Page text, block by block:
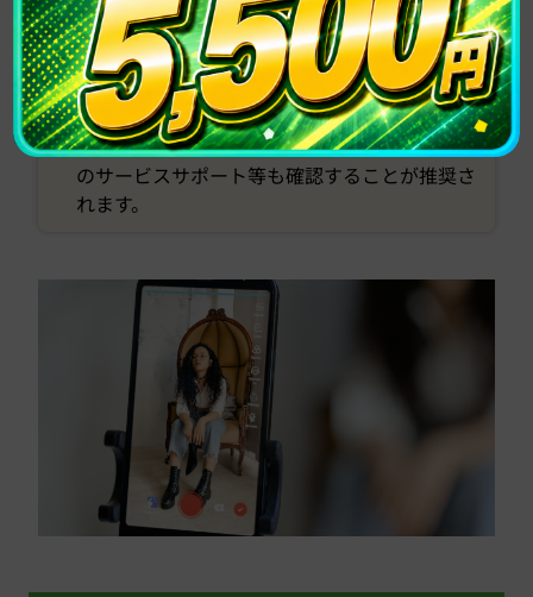
• 日常使いにおいて、通信量のニーズを最初に
確認し、適したプランを選ぶことが大切です。
• 適切な設定や機種の選択が求められ、契約後
のサービスサポート等も確認することが推奨さ
れます。